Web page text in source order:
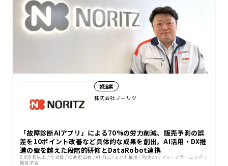
製造業
株式会社ノーリツ
「故障診断AIアプリ」による70%の労力削減、販売予測の誤
差を10ポイント改善など具体的な成果を創出。AI活用・DX推
進の壁を越えた段階的研修とDataRobot連携
5,000名以上 /全社員 /推進担当者 /AIプロジェクト推進 / Python / ディープラーニング /
機械学習